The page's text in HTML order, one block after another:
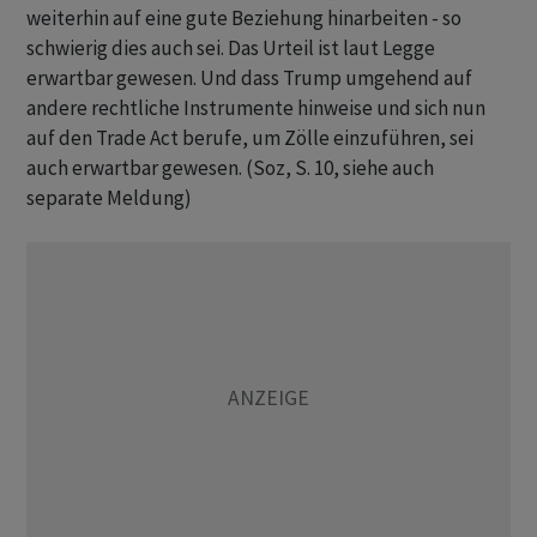
weiterhin auf eine gute Beziehung hinarbeiten - so
schwierig dies auch sei. Das Urteil ist laut Legge
erwartbar gewesen. Und dass Trump umgehend auf
andere rechtliche Instrumente hinweise und sich nun
auf den Trade Act berufe, um Zölle einzuführen, sei
auch erwartbar gewesen. (Soz, S. 10, siehe auch
separate Meldung)